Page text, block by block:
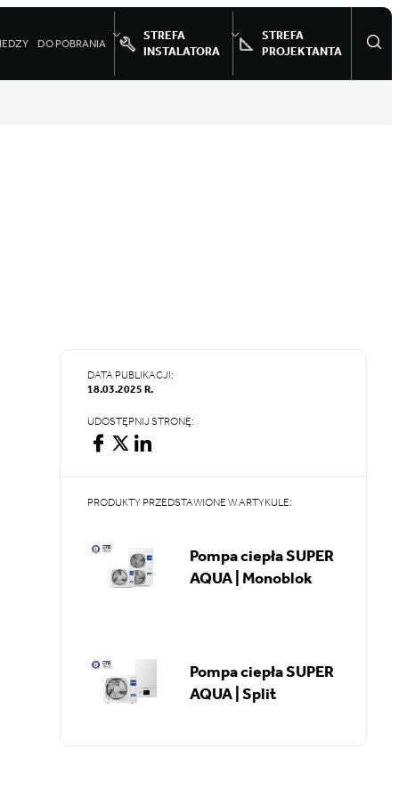
DO POBRANIA
STREFA
INSTALATORA
STREFA
PROJEKTANTA
DATA PUBLIKACJI:
18.03.2025 R.
UDOSTĘPNIJ STRONĘ:
PRODUKTY PRZEDSTAWIONE W ARTYKULE:
Pompa ciepła SUPER
AQUA | Monoblok
Pompa ciepła SUPER
AQUA | Split